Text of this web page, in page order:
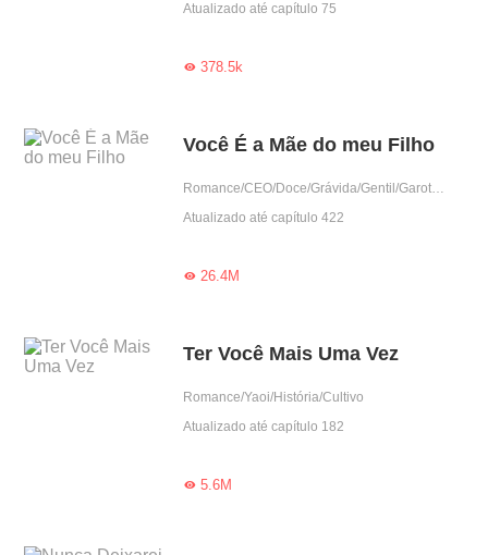
Atualizado até capítulo 75
378.5k
Você É a Mãe do meu Filho
Romance/CEO/Doce/Grávida/Gentil/Garota boa/Amor casual/Criança fofa
Atualizado até capítulo 422
26.4M
Ter Você Mais Uma Vez
Romance/Yaoi/História/Cultivo
Atualizado até capítulo 182
5.6M